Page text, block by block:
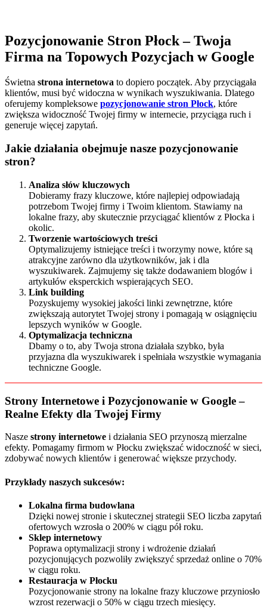
Pozycjonowanie Stron Płock – Twoja
Firma na Topowych Pozycjach w Google
Świetna strona internetowa to dopiero początek. Aby przyciągała
klientów, musi być widoczna w wynikach wyszukiwania. Dlatego
oferujemy kompleksowe pozycjonowanie stron Płock, które
zwiększa widoczność Twojej firmy w internecie, przyciąga ruch i
generuje więcej zapytań.
Jakie działania obejmuje nasze pozycjonowanie
stron?
Analiza słów kluczowych
Dobieramy frazy kluczowe, które najlepiej odpowiadają
potrzebom Twojej firmy i Twoim klientom. Stawiamy na
lokalne frazy, aby skutecznie przyciągać klientów z Płocka i
okolic.
Tworzenie wartościowych treści
Optymalizujemy istniejące treści i tworzymy nowe, które są
atrakcyjne zarówno dla użytkowników, jak i dla
wyszukiwarek. Zajmujemy się także dodawaniem blogów i
artykułów eksperckich wspierających SEO.
Link building
Pozyskujemy wysokiej jakości linki zewnętrzne, które
zwiększają autorytet Twojej strony i pomagają w osiągnięciu
lepszych wyników w Google.
Optymalizacja techniczna
Dbamy o to, aby Twoja strona działała szybko, była
przyjazna dla wyszukiwarek i spełniała wszystkie wymagania
techniczne Google.
Strony Internetowe i Pozycjonowanie w Google –
Realne Efekty dla Twojej Firmy
Nasze strony internetowe i działania SEO przynoszą mierzalne
efekty. Pomagamy firmom w Płocku zwiększać widoczność w sieci,
zdobywać nowych klientów i generować większe przychody.
Przykłady naszych sukcesów:
Lokalna firma budowlana
Dzięki nowej stronie i skutecznej strategii SEO liczba zapytań
ofertowych wzrosła o 200% w ciągu pół roku.
Sklep internetowy
Poprawa optymalizacji strony i wdrożenie działań
pozycjonujących pozwoliły zwiększyć sprzedaż online o 70%
w ciągu roku.
Restauracja w Płocku
Pozycjonowanie strony na lokalne frazy kluczowe przyniosło
wzrost rezerwacji o 50% w ciągu trzech miesięcy.